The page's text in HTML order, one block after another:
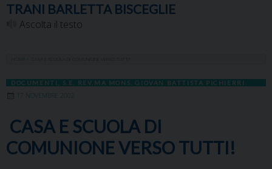
TRANI BARLETTA BISCEGLIE
Ascolta il testo
DOCUMENTI S.E. REV.MA MONS. GIOVAN BATTISTA PICHIERRI
17 NOVEMBRE 2002
CASA E SCUOLA DI
COMUNIONE VERSO TUTTI!